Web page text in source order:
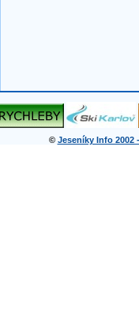
© Jeseníky Info 2002